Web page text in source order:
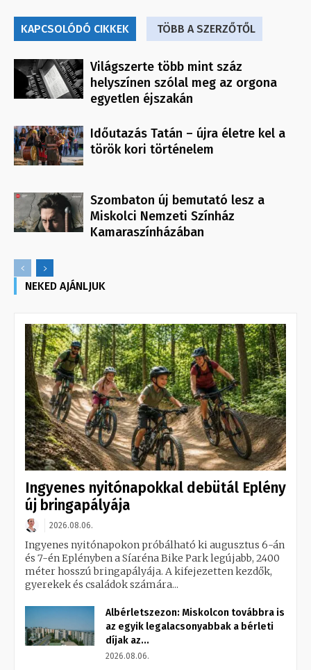
KAPCSOLÓDÓ CIKKEK TÖBB A SZERZŐTŐL
Világszerte több mint száz
helyszínen szólal meg az orgona
egyetlen éjszakán
Időutazás Tatán – újra életre kel a
török kori történelem
Szombaton új bemutató lesz a
Miskolci Nemzeti Színház
Kamaraszínházában
NEKED AJÁNLJUK
Ingyenes nyitónapokkal debütál Eplény
új bringapályája
2026.08.06.
Ingyenes nyitónapokon próbálható ki augusztus 6-án
és 7-én Eplényben a Síaréna Bike Park legújabb, 2400
méter hosszú bringapályája. A kifejezetten kezdők,
gyerekek és családok számára...
Albérletszezon: Miskolcon továbbra is
az egyik legalacsonyabbak a bérleti
díjak az...
2026.08.06.